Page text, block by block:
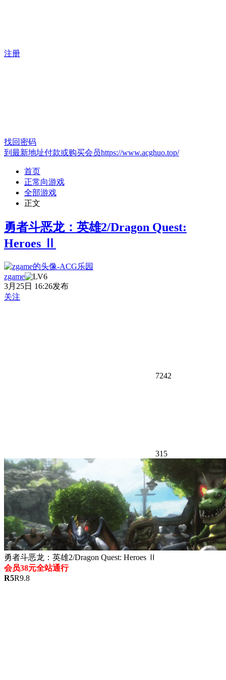
注册
找回密码
到最新地址付款或购买会员https://www.acghuo.top/
首页
正常向游戏
全部游戏
正文
勇者斗恶龙：英雄2/Dragon Quest:
Heroes Ⅱ
zgame
3月25日 16:26发布
关注
7242
315
勇者斗恶龙：英雄2/Dragon Quest: Heroes Ⅱ
会员38元全站通行
R5R9.8